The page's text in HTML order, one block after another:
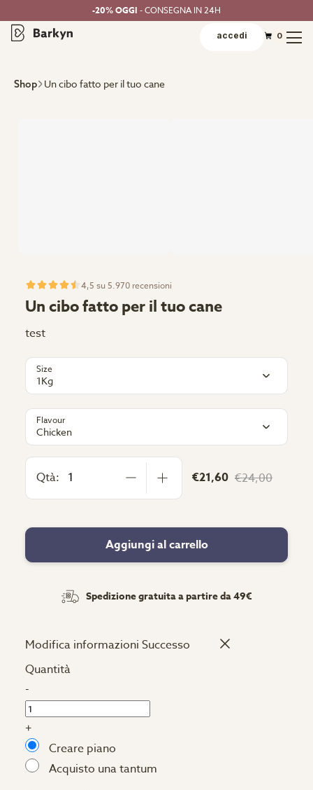
-20% OGGI - CONSEGNA IN 24H
accedi 0
Shop Un cibo fatto per il tuo cane
4,5 su 5.970 recensioni
Un cibo fatto per il tuo cane
test
Size
1Kg
Flavour
Chicken
Qtà: €21,60 €24,00
Aggiungi al carrello
Spedizione gratuita a partire da 49€
Modifica informazioni Successo
Quantità
-
+
Creare piano
Acquisto una tantum